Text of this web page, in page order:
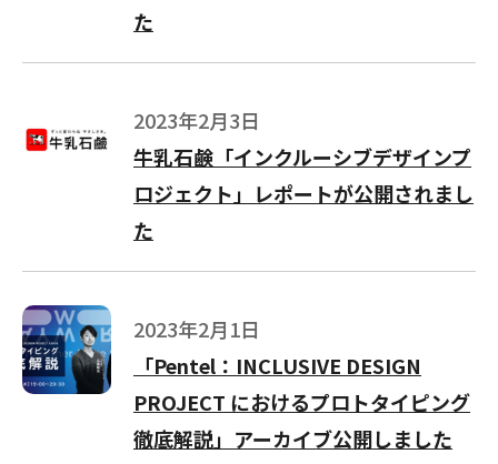
た
2023年2月3日
牛乳石鹸「インクルーシブデザインプ
ロジェクト」レポートが公開されまし
た
2023年2月1日
「Pentel：INCLUSIVE DESIGN
PROJECT におけるプロトタイピング
徹底解説」アーカイブ公開しました